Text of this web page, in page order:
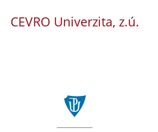
CEVRO Univerzita, z.ú.